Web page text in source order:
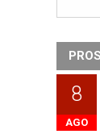
8
AGO